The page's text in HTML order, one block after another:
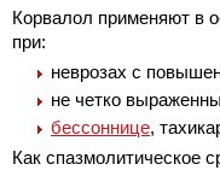
Корвалол применяют в
при:
неврозах с
не четко
бессоннице,
Как спазмолитическое